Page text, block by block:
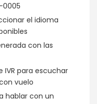
0005
el idioma
con las
IVR para escuchar
vuelo
hablar con un